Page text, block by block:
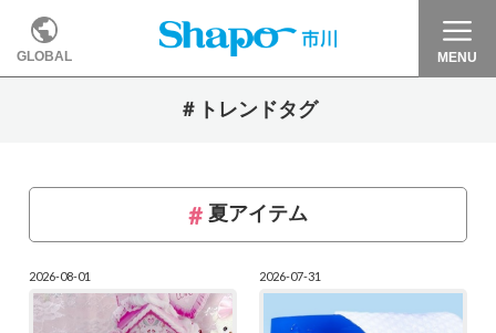
GLOBAL MENU
＃トレンドタグ
夏アイテム
2026-08-01 2026-07-31